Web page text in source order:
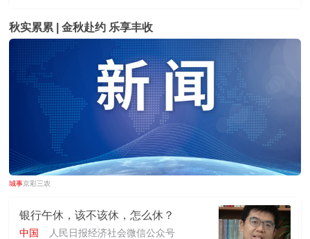
秋实累累 | 金秋赴约 乐享丰收
城事京彩三农
银行午休，该不该休，怎么休？
中国 人民日报经济社会微信公众号